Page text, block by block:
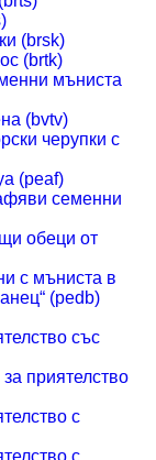
(brsk)
(brtk)
мъниста
(bvtv)
черупки с
(peaf)
семенни
обеци от
с мъниста в
(pedb)
със
приятелство
с
с